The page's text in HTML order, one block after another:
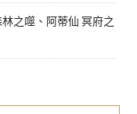
之噬、阿蒂仙 冥府之